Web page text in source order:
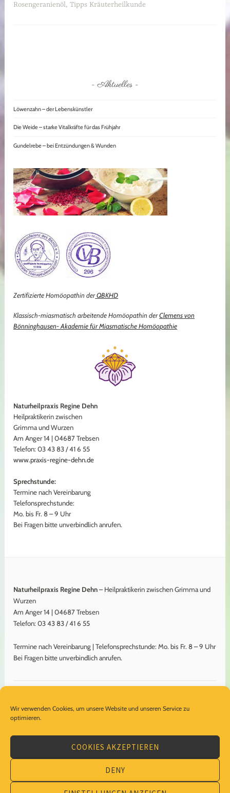
Wir verwenden Cookies, um unsere Website und unseren Service zu
optimieren.
COOKIES AKZEPTIEREN
DENY
Rosengeranienöl,Tipps Kräuterheilkunde
Aktuelles
Löwenzahn – der Lebenskünstler
Die Weide – starke Vitalkräfte für das Frühjahr
Gundelrebe – bei Entzündungen & Wunden
Zertifizierte Homöopathin derQBKHD
Klassisch-miasmatisch arbeitende Homöopathin derClemens von
Bönninghausen- Akademie für Miasmatische Homöopathie
Naturheilpraxis Regine Dehn
Heilpraktikerin zwischen
Grimma und Wurzen
Am Anger 14 | 04687 Trebsen
Telefon: 03 43 83 / 41 6 55
www.praxis-regine-dehn.de
Sprechstunde:
Termine nach Vereinbarung
Telefonsprechstunde:
Mo. bis Fr. 8 – 9 Uhr
Bei Fragen bitte unverbindlich anrufen.
Naturheilpraxis Regine Dehn– Heilpraktikerin zwischen Grimma und
Wurzen
Am Anger 14 | 04687 Trebsen
Telefon: 03 43 83 / 41 6 55
Termine nach Vereinbarung | Telefonsprechstunde: Mo. bis Fr. 8 – 9 Uhr
Bei Fragen bitte unverbindlich anrufen.
Datenschutzerklärung